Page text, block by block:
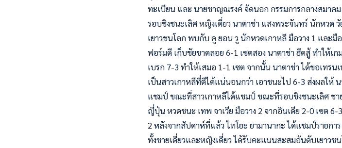
ทะเบียน และ นายชาญณรงค์ จัดนอก กรรมการกลางสมาคม
รอบชิงชนะเลิศ หญิงเดี่ยว นาตาช่า แสงพระจันทร์ นักหวด
เยาวชนโลก พบกับ คู ยอน วู นักหวดเกาหลี มือวาง 1 และมื
ฟอร์มดี เก็บชัยขาดลอย 6-1 เซตสอง นาตาช่า ฮึดสู้ ทำให้เ
เบรก 7-3 ทำให้เสมอ 1-1 เซต จากนั้น นาตาช่า ได้ขอเทรน
เป็นสาวเกาหลีที่ตีได้แน่นอนกว่า เอาชนะไป 6-3 ส่งผลให้
แชมป์ ขณะที่สาวเกาหลีได้แชมป์ ขณะที่รอบชิงชนะเลิศ ชาย
ญี่ปุ่น หวดชนะ เทพ จาเวีย มือวาง 2 จากอินเดีย 2-0 เซต
2 หลังจากสัปดาห์ที่แล้ว ไทโยะ ยามานากะ ได้แชมป์รายก
ทั้งชายเดี่ยวและหญิงเดี่ยว ได้รับคะแนนสะสมอันดับเยาวช